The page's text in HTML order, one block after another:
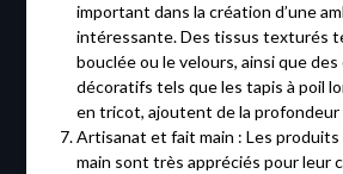
important dans la création d’une
intéressante. Des tissus texturés
bouclée ou le velours, ainsi que
décoratifs tels que les tapis à poil
en tricot, ajoutent de la profondeur
Artisanat et fait main : Les
main sont très appréciés pour leur